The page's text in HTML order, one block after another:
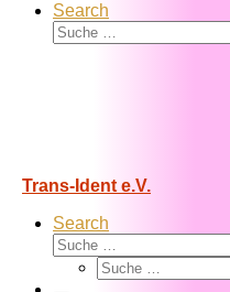
Search
Suche
Trans-Ident e.V.
Search
Suche
Suche